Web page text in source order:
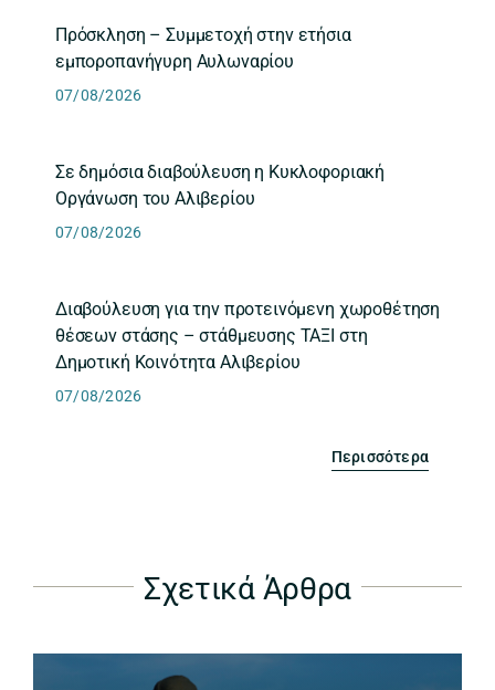
Πρόσκληση – Συμμετοχή στην ετήσια
εμποροπανήγυρη Αυλωναρίου
07/08/2026
Σε δημόσια διαβούλευση η Κυκλοφοριακή
Οργάνωση του Αλιβερίου
07/08/2026
Διαβούλευση για την προτεινόμενη χωροθέτηση
θέσεων στάσης – στάθμευσης ΤΑΞΙ στη
Δημοτική Κοινότητα Αλιβερίου
07/08/2026
Περισσότερα
Σχετικά Άρθρα